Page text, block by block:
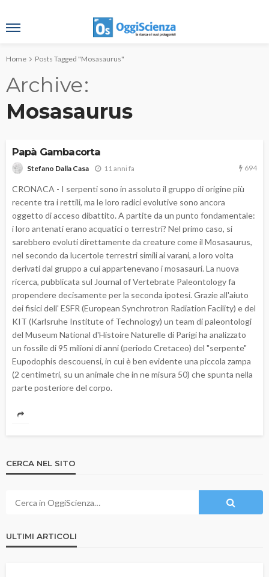
Home Posts Tagged "Mosasaurus"
Archive
Mosasaurus
Papà Gambacorta
Stefano Dalla Casa 11 anni fa 694
CRONACA - I serpenti sono in assoluto il gruppo di origine più
recente tra i rettili, ma le loro radici evolutive sono ancora
oggetto di acceso dibattito. A partite da un punto fondamentale:
i loro antenati erano acquatici o terrestri? Nel primo caso, si
sarebbero evoluti direttamente da creature come il Mosasaurus,
nel secondo da lucertole terrestri simili ai varani, a loro volta
derivati dal gruppo a cui appartenevano i mosasauri. La nuova
ricerca, pubblicata sul Journal of Vertebrate Paleontology fa
propendere decisamente per la seconda ipotesi. Grazie all'aiuto
dei fisici dell' ESFR (European Synchrotron Radiation Facility) e del
KIT (Karlsruhe Institute of Technology) un team di paleontologi
del Museum National d'Histoire Naturelle di Parigi ha analizzato
un fossile di 95 milioni di anni (periodo Cretaceo) del "serpente"
Eupodophis descouensi, in cui è ben evidente una piccola zampa
(2 centimetri, su un animale che in ne misura 50) che spunta nella
parte posteriore del corpo.
CERCA NEL SITO
ULTIMI ARTICOLI